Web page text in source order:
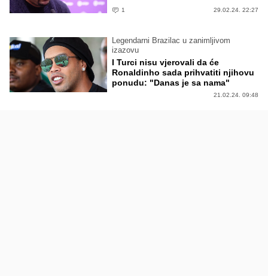
1 29.02.24. 22:27
Legendarni Brazilac u zanimljivom
izazovu
I Turci nisu vjerovali da će
Ronaldinho sada prihvatiti njihovu
ponudu: "Danas je sa nama"
21.02.24. 09:48